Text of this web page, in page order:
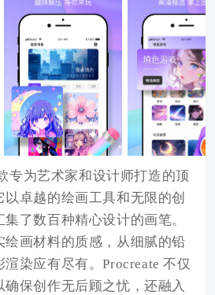
专为艺术家和设计师打造的顶
卓越的绘画工具和无限的创
了数百种精心设计的画笔。
绘画材料的质感，从细腻的铅
染应有尽有。Procreate 不仅
保创作无后顾之忧，还融入